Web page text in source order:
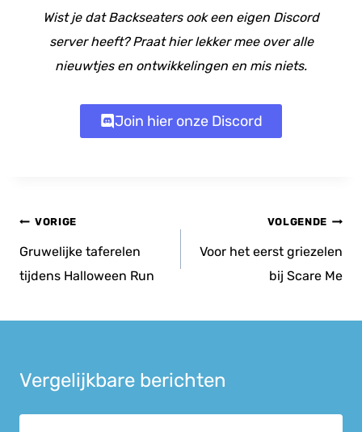
Wist je dat Backseaters ook een eigen Discord
server heeft? Praat hier lekker mee over alle
nieuwtjes en ontwikkelingen en mis niets.
Join hier onze Discord
Bericht
navigatie
VORIGE
Gruwelijke taferelen
tijdens Halloween Run
VOLGENDE
Voor het eerst griezelen
bij Scare Me
Vergelijkbare berichten